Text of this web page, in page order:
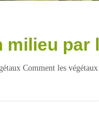
milieu par
Comment les